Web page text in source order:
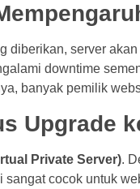
diberikan, server akan
downtime
banyak pemilik
Upgrade
Private Server).
cocok untuk